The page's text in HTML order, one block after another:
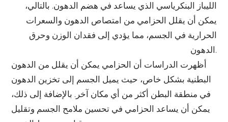
الليباز البنكرياسي الذي يساعد في هضم الدهون. بالتالي،
يمكن أن يقلل الحزامي من امتصاص الدهون والسعرات
الحرارية في الجسم، مما يؤدي إلى فقدان الوزن وحرق
الدهون.
أظهرت الدراسات أن الحزامي يمكن أن يقلل من الدهون
البطنية بشكل خاص، حيث يميل الجسم إلى تخزين الدهون
في منطقة البطن أكثر من أي مكان آخر. بالإضافة إلى ذلك،
يمكن أن يساعد الحزامي في تحسين ملامح الجسم وتقليل